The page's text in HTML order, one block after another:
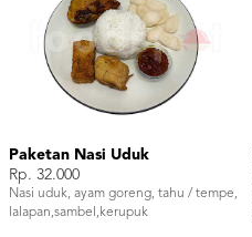
Paketan Nasi Uduk
Rp. 32.000
Nasi uduk, ayam goreng, tahu / tempe,
lalapan,sambel,kerupuk